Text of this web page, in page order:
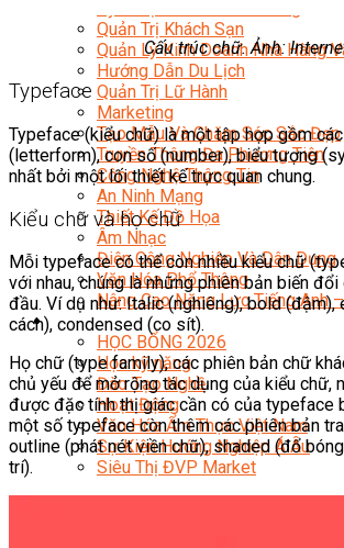
Quản Trị Khách Sạn
Quản Lý Kinh Doanh Nhà Hàng
Hướng Dẫn Du Lịch
Quản Trị Lữ Hành
Marketing
Tạo Mẫu Và Chăm Sóc Sắc Đẹp
Truyền Thông Đa Phương Tiện
Công Nghệ Thông Tin
An Ninh Mạng
Thiết Kế Đồ Họa
Âm Nhạc
Điện Công Nghiệp Và Dân Dụng
Văn Hóa Phổ Thông
Nâng Cao Năng Lực Tiếng Anh
Tin Tức
HỌC BỔNG 2026
Học kỹ năng
Đào Tạo Nghề
Hoạt Động
Văn Hóa Ẩm Thực Việt Nam
Sự Kiện Hướng Nghiệp Á Âu
Siêu Thị ĐVP Market
Cấu trúc chữ. Ảnh:
Typeface
Typeface (kiểu chữ) là một tập hợp gồm
(letterform), con số (number), biểu tượng
nhất bởi một lối thiết kế trực quan chung.
Kiểu chữ và họ chữ
Mỗi typeface có thể còn nhiều kiểu chữ
với nhau, chúng là những phiên bản biến
đầu. Ví dụ như: Italic (nghiêng), bold (đậm),
cách), condensed (co sít).
Họ chữ (type family), các phiên bản chữ
chủ yếu để mở rộng tác dụng của kiểu chữ,
được đặc tính thị giác cần có của typeface
một số typeface còn thêm các phiên bản
outline (phát nét viền chữ), shaded (đổ
trí).